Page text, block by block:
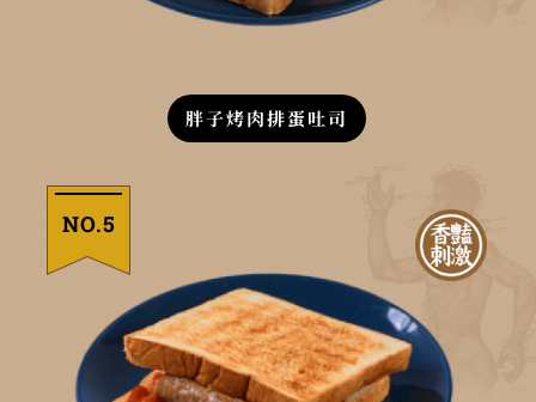
胖子烤肉排蛋吐司
NO.5